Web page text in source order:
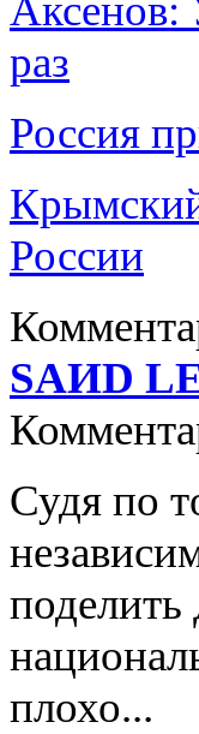
Аксенов:
раз
Россия
России
SAИD
Судя по
поделить
плохо...